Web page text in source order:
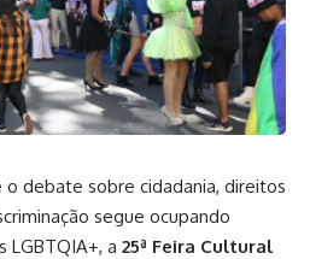
debate sobre cidadania, direitos
segue ocupando
LGBTQIA+, a 25ª Feira Cultural